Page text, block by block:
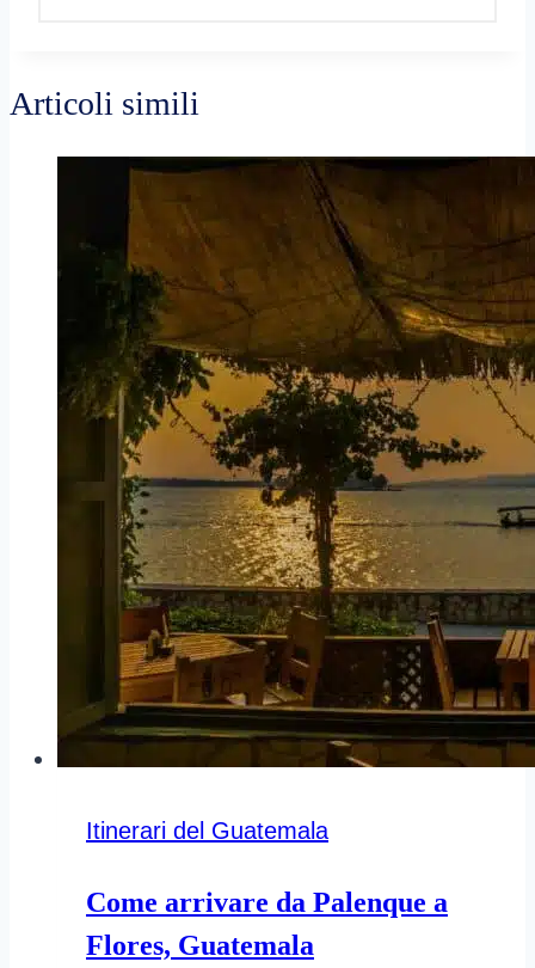
Articoli simili
Itinerari del Guatemala
Come arrivare da Palenque a
Flores, Guatemala